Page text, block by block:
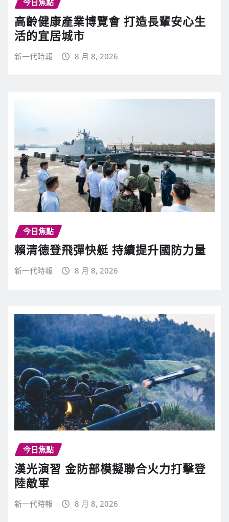
今日焦點
高齡健康產業博覽會 打造長輩安心生
活的宜居城市
新一代時報 8 月 8, 2026
今日焦點
賴清德登飛彈快艇 持續提升國防力量
新一代時報 8 月 8, 2026
今日焦點
漢光演習 金防部模擬聯合火力打擊登
陸敵軍
新一代時報 8 月 8, 2026